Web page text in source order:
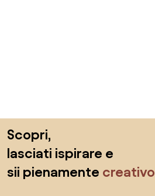
Scopri,
lasciati ispirare e
sii pienamente creativo